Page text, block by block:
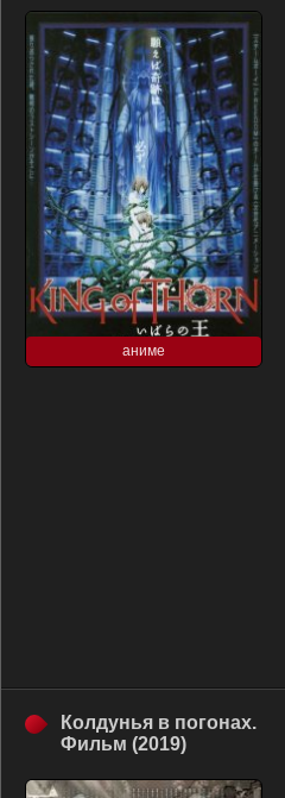
аниме
Колдунья в погонах.
Фильм (2019)